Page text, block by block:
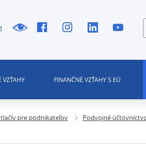
VZŤAHY FINANČNÉ VZŤAHY S EÚ
pre podnikateľov Podvojné